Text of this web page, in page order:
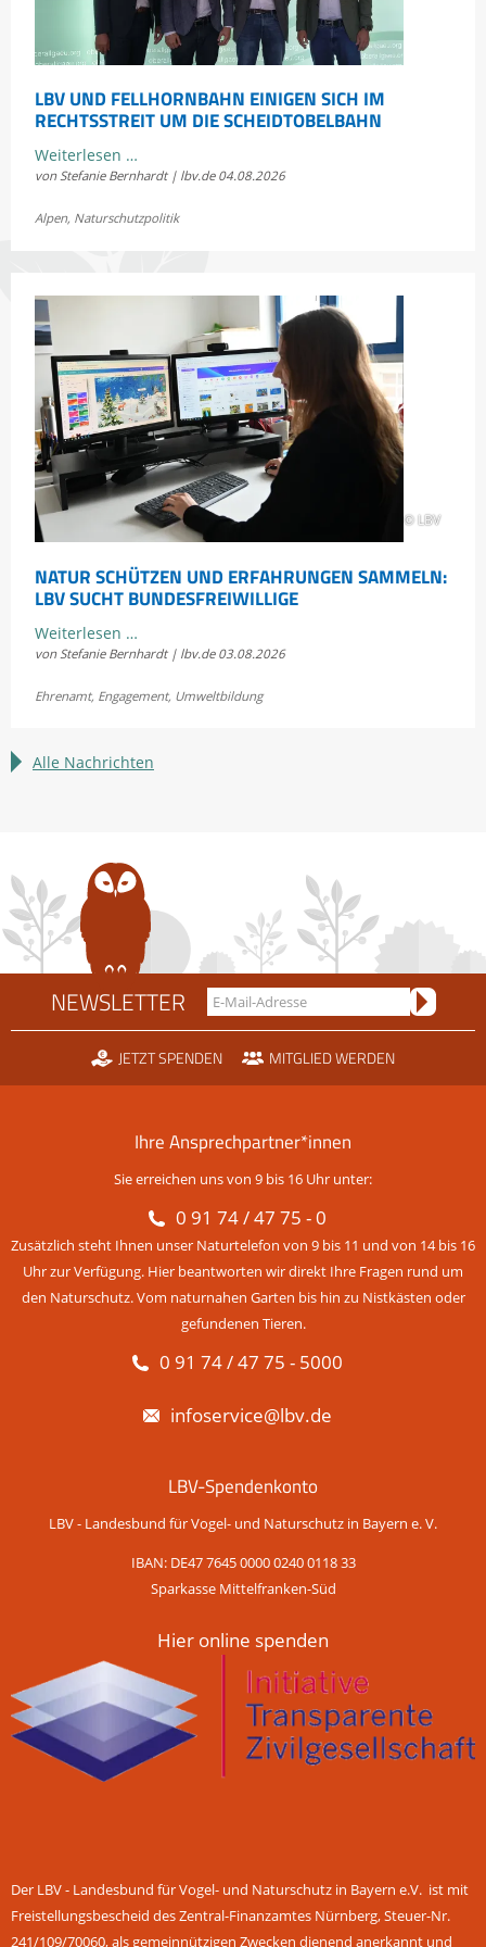
LBV UND FELLHORNBAHN EINIGEN SICH IM
RECHTSSTREIT UM DIE SCHEIDTOBELBAHN
Weiterlesen …LBV
und
einigen
die
Scheidtobelbahn
von Stefanie Bernhardt | lbv.de 04.08.2026
Alpen, Naturschutzpolitik
© LBV
NATUR SCHÜTZEN UND ERFAHRUNGEN SAMMELN:
LBV SUCHT BUNDESFREIWILLIGE
Weiterlesen …
schützen
Erfahrungen
LBV
von Stefanie Bernhardt | lbv.de 03.08.2026
Ehrenamt, Engagement, Umweltbildung
Alle Nachrichten
NEWSLETTER
JETZT SPENDEN MITGLIED WERDEN
Ihre Ansprechpartner*innen
Sie erreichen uns von 9 bis 16 Uhr unter:
0 91 74 / 47 75 - 0
Zusätzlich steht Ihnen unser Naturtelefon von 9 bis 11 und von 14 bis 16
Uhr zur Verfügung. Hier beantworten wir direkt Ihre Fragen rund um
den Naturschutz. Vom naturnahen Garten bis hin zu Nistkästen oder
gefundenen Tieren.
0 91 74 / 47 75 - 5000
infoservice@lbv.de
LBV-Spendenkonto
LBV - Landesbund für Vogel- und Naturschutz in Bayern e. V.
IBAN: DE47 7645 0000 0240 0118 33
Sparkasse Mittelfranken-Süd
Hier online spenden
Der LBV - Landesbund für Vogel- und Naturschutz in Bayern e.V. ist mit
Freistellungsbescheid des Zentral-Finanzamtes Nürnberg, Steuer-Nr.
241/109/70060, als gemeinnützigen Zwecken dienend anerkannt und